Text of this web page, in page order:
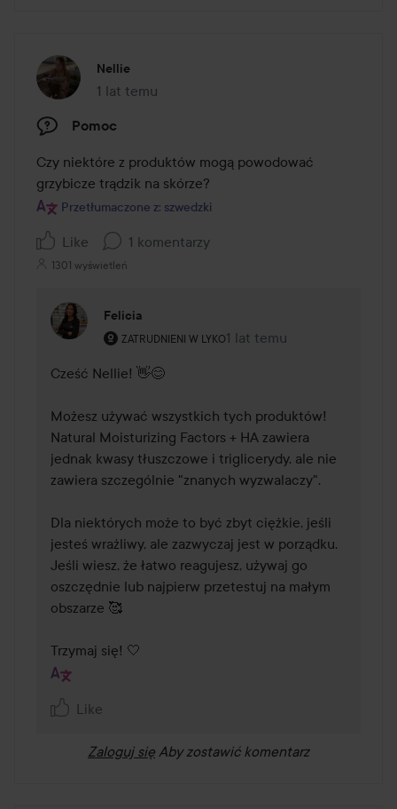
Nellie
1 lat temu
Post został utworzony 1 lat temu
Pomoc
Czy niektóre z produktów mogą powodować
grzybicze trądzik na skórze?
Przetłumaczone z: szwedzki
Like 1 komentarzy
1301 wyświetleń
Felicia
ZATRUDNIENI W LYKO
Rola użytkownika: Zatrudnieni w Lyko.
1 lat temu
Komentarz został dodany
Cześć Nellie! 👋😊
Możesz używać wszystkich tych produktów!
Natural Moisturizing Factors + HA zawiera
jednak kwasy tłuszczowe i triglicerydy, ale nie
zawiera szczególnie "znanych wyzwalaczy".
Dla niektórych może to być zbyt ciężkie, jeśli
jesteś wrażliwy, ale zazwyczaj jest w porządku.
Jeśli wiesz, że łatwo reagujesz, używaj go
oszczędnie lub najpierw przetestuj na małym
obszarze 🥰
Trzymaj się! 🤍
Like
Zaloguj się Aby zostawić komentarz